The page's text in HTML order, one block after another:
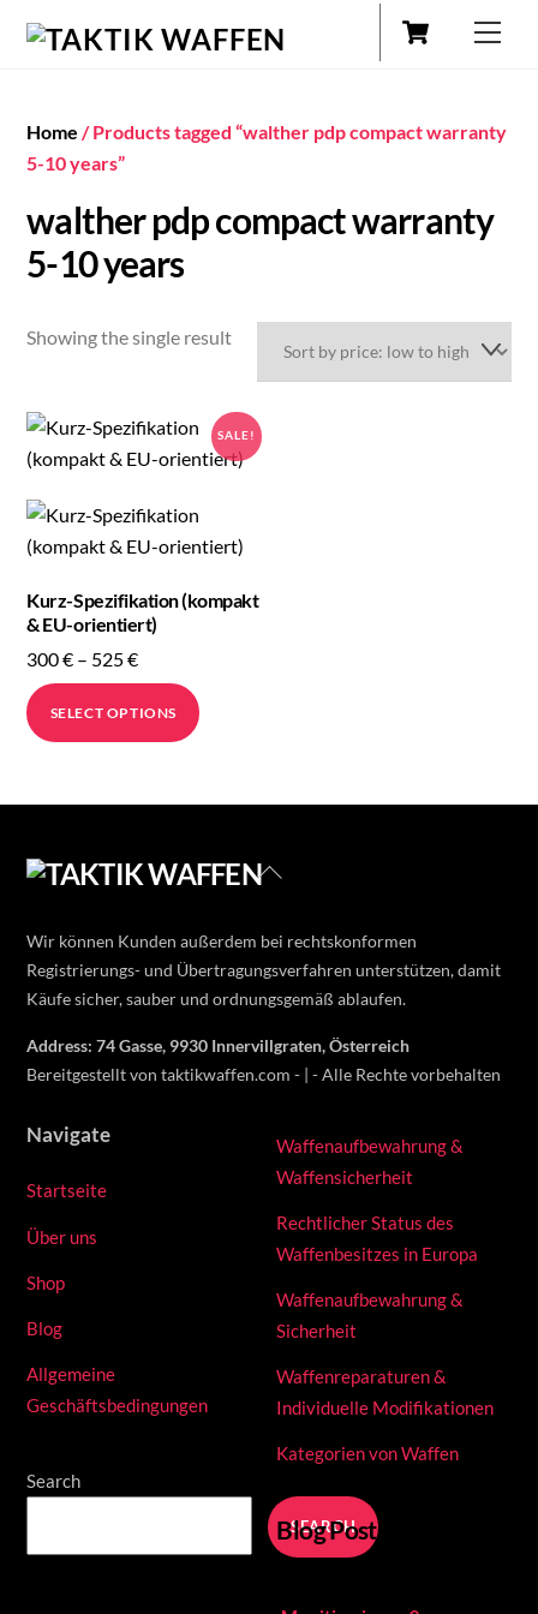
Cart
Home / Products tagged “walther pdp compact warranty
5-10 years”
walther pdp compact warranty
5-10 years
Showing the single result
SALE!
Kurz-Spezifikation (kompakt
& EU-orientiert)
300€ – 525€Price
range:
300 €
SELECT OPTIONS
product
options
be
chosen
on
the
product
Back
Wir können Kunden außerdem bei rechtskonformen
Registrierungs- und Übertragungsverfahren unterstützen, damit
Käufe sicher, sauber und ordnungsgemäß ablaufen.
Address: 74 Gasse, 9930 Innervillgraten, Österreich
Bereitgestellt von taktikwaffen.com - | - Alle Rechte vorbehalten
Navigate
Startseite
Über uns
Shop
Blog
Allgemeine
Geschäftsbedingungen
Search
SEARCH
Waffenaufbewahrung &
Waffensicherheit
Rechtlicher Status des
Waffenbesitzes in Europa
Waffenaufbewahrung &
Sicherheit
Waffenreparaturen &
Individuelle Modifikationen
Kategorien von Waffen
Blog Posts